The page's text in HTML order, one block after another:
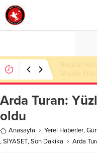
Arda Turan:
oldu
Anasayfa Yerel Haberler,
,SİYASET,Son Dakika Arda